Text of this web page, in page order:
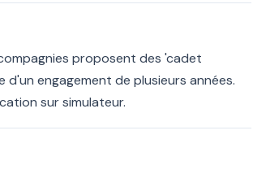
proposent des 'cadet
engagement de plusieurs années.
sur simulateur.